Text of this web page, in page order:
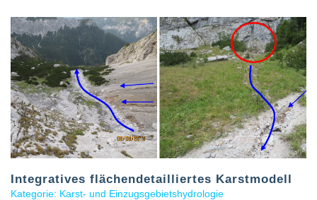
Integratives flächendetailliertes Karstmodell
Kategorie: Karst- und Einzugsgebietshydrologie